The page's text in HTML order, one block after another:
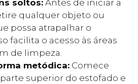
soltos: Antes de iniciar a
qualquer objeto ou
possa atrapalhar o
facilita o acesso às áreas
de limpeza.
metódica: Comece
superior do estofado e